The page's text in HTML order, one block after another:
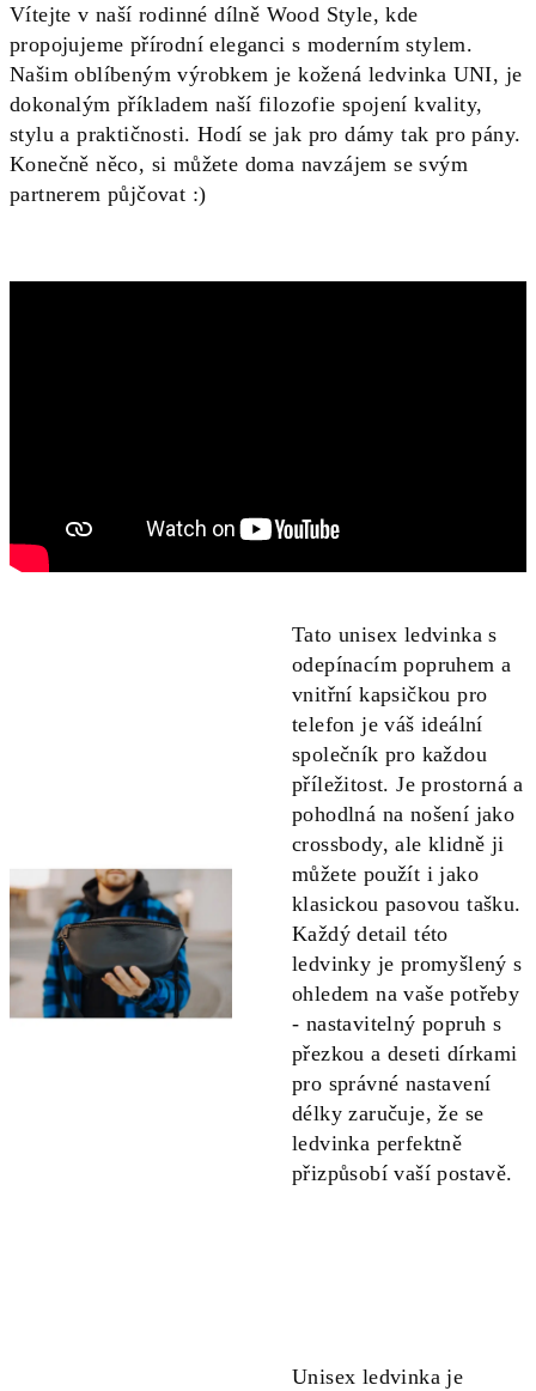
Vítejte v naší rodinné dílně Wood Style, kde
propojujeme přírodní eleganci s moderním stylem.
Našim oblíbeným výrobkem je kožená ledvinka UNI, je
dokonalým příkladem naší filozofie spojení kvality,
stylu a praktičnosti. Hodí se jak pro dámy tak pro pány.
Konečně něco, si můžete doma navzájem se svým
partnerem půjčovat :)
Tato unisex ledvinka s
odepínacím popruhem a
vnitřní kapsičkou pro
telefon je váš ideální
společník pro každou
příležitost. Je prostorná a
pohodlná na nošení jako
crossbody, ale klidně ji
můžete použít i jako
klasickou pasovou tašku.
Každý detail této
ledvinky je promyšlený s
ohledem na vaše potřeby
- nastavitelný popruh s
přezkou a deseti dírkami
pro správné nastavení
délky zaručuje, že se
ledvinka perfektně
přizpůsobí vaší postavě.
Unisex ledvinka je